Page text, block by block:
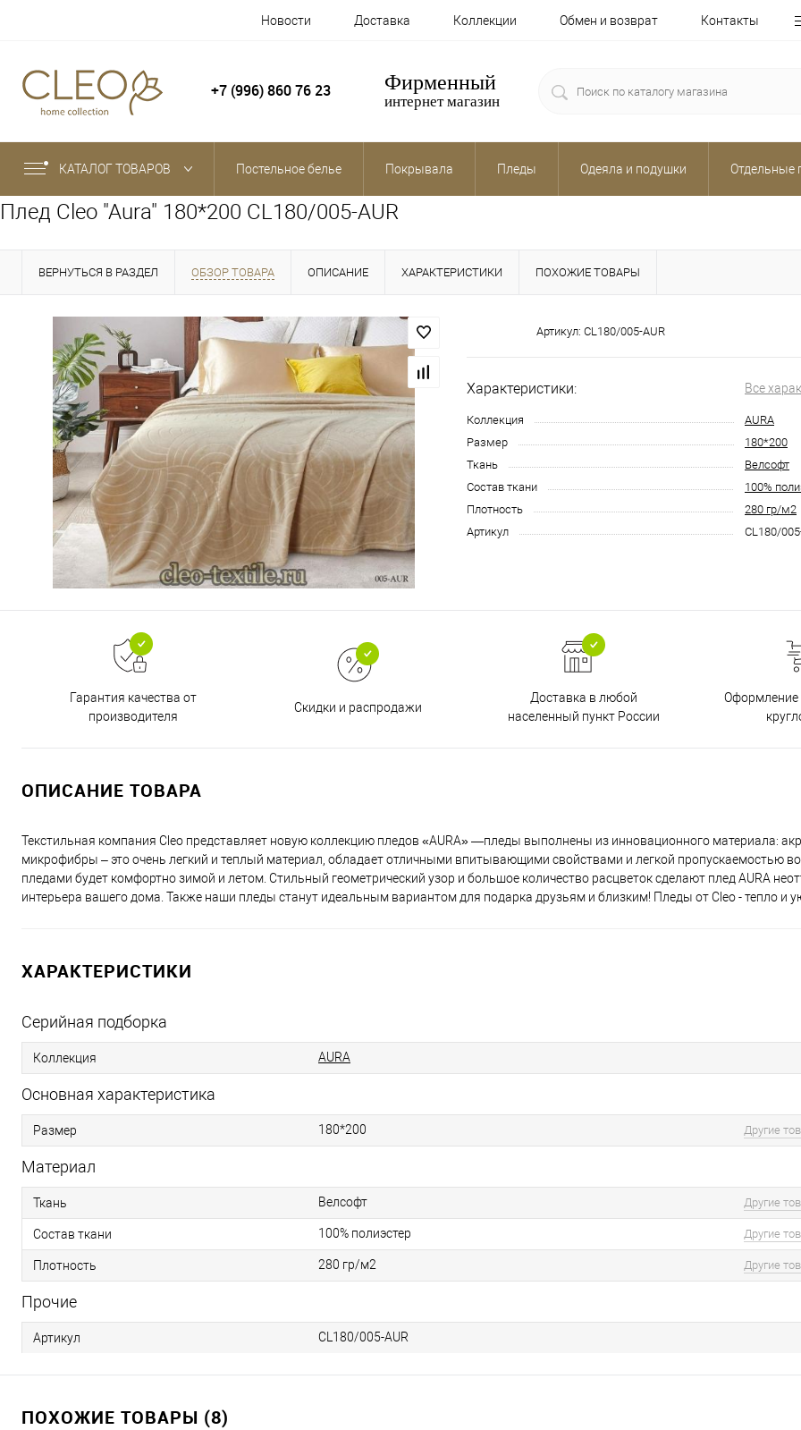
Новости Доставка Коллекции Обмен и возврат Контакты
+7 (996) 860 76 23 Фирменный
интернет магазин
КАТАЛОГ ТОВАРОВ Постельное белье Покрывала Пледы Одеяла и подушки Отдельные
Плед Cleo "Aura" 180*200 CL180/005-AUR
ВЕРНУТЬСЯ В РАЗДЕЛ ОБЗОР ТОВАРА ОПИСАНИЕ ХАРАКТЕРИСТИКИ ПОХОЖИЕ ТОВАРЫ
Артикул: CL180/005-AUR
Характеристики: Все
Коллекция
AURA
Размер
180*200
Ткань
Велсофт
Состав ткани
100%
Плотность
280 гр/м2
Артикул
CL180/
Гарантия качества от
производителя
Скидки и распродажи
Доставка в любой
населенный пункт России
Оформление
ОПИСАНИЕ ТОВАРА
Текстильная компания Cleo представляет новую коллекцию пледов «AURA» —пледы выполнены из инновационного материала:
микрофибры – это очень легкий и теплый материал, обладает отличными впитывающими свойствами и легкой пропускаемостью
пледами будет комфортно зимой и летом. Стильный геометрический узор и большое количество расцветок сделают плед AURA
интерьера вашего дома. Также наши пледы станут идеальным вариантом для подарка друзьям и близким! Пледы от Cleo - тепло и
ХАРАКТЕРИСТИКИ
Серийная подборка
Коллекция AURA
Основная характеристика
Размер 180*200 Другие
Материал
Ткань Велсофт Другие
Состав ткани 100% полиэстер Другие
Плотность 280 гр/м2 Другие
Прочие
Артикул CL180/005-AUR
ПОХОЖИЕ ТОВАРЫ (8)